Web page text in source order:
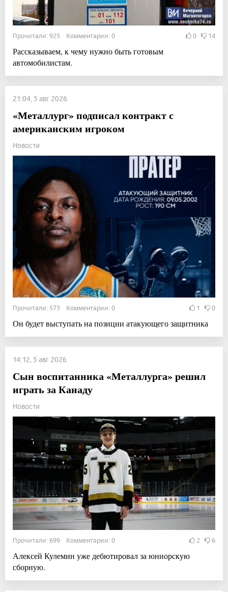
Прочитали: 925 Комментарии: 0 0 14
Рассказываем, к чему нужно быть готовым
автомобилистам.
21:04, 5 авг 2026
«Металлург» подписал контракт с
американским игроком
Новости
Прочитали: 573 Комментарии: 0 1 0
Он будет выступать на позиции атакующего защитника
14:12, 5 авг 2026
Сын воспитанника «Металлурга» решил
играть за Канаду
Новости
Прочитали: 699 Комментарии: 0 2 6
Алексей Кулемин уже дебютировал за юниорскую
сборную.